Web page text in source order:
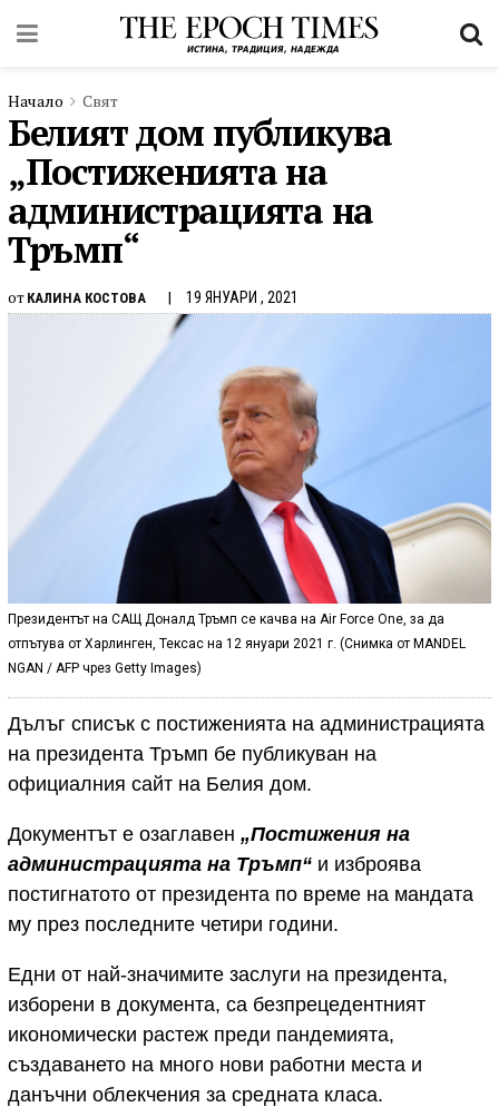
Начало Свят
Белият дом публикува
„Постиженията на
администрацията на
Тръмп“
от КАЛИНА КОСТОВА 19 ЯНУАРИ , 2021
Президентът на САЩ Доналд Тръмп се качва на Air Force One, за да
отпътува от Харлинген, Тексас на 12 януари 2021 г. (Снимка от MANDEL
NGAN / AFP чрез Getty Images)
Дълъг списък с постиженията на администрацията
на президента Тръмп бе публикуван на
официалния сайт на Белия дом.
Документът е озаглавен „Постижения на
администрацията на Тръмп“ и изброява
постигнатото от президента по време на мандата
му през последните четири години.
Едни от най-значимите заслуги на президента,
изборени в документа, са безпрецедентният
икономически растеж преди пандемията,
създаването на много нови работни места и
данъчни облекчения за средната класа.